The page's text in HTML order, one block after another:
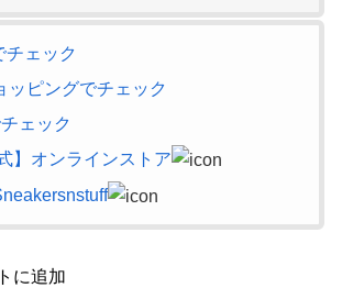
チェック
ッピングでチェック
ェック
】オンラインストア
に追加